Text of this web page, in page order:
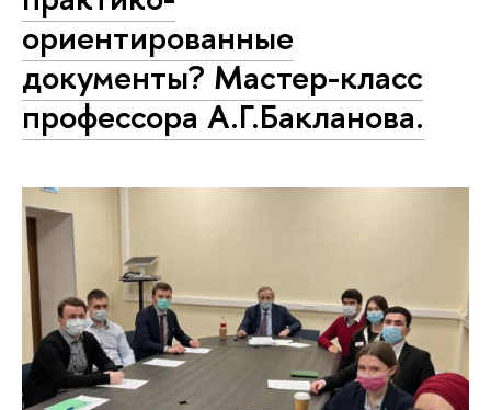
ориентированные
документы? Мастер-класс
профессора А.Г.Бакланова.